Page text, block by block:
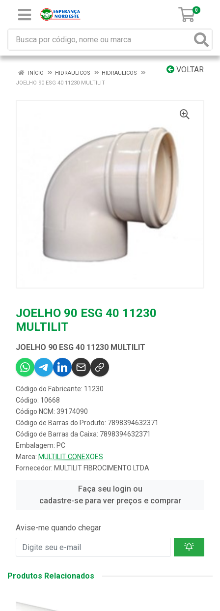
0
VOLTAR
INÍCIO HIDRAULICOS
HIDRAULICOS
JOELHO 90 ESG 40 11230 MULTILIT
JOELHO 90 ESG 40 11230
MULTILIT
JOELHO 90 ESG 40 11230 MULTILIT
Código do Fabricante: 11230
Código: 10668
Código NCM: 39174090
Código de Barras do Produto: 7898394632371
Código de Barras da Caixa: 7898394632371
Embalagem: PC
Marca: MULTILIT CONEXOES
Fornecedor: MULTILIT FIBROCIMENTO LTDA
Faça seu login ou
cadastre-se para ver preços e comprar
Avise-me quando chegar
Produtos Relacionados